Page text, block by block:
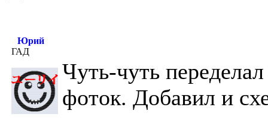
Юрий
ГАД
Чуть-чуть
фоток. Добавил и